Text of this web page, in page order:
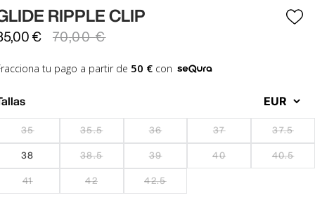
RIPPLE CLIP
,00 € 70,00 €
tu pago a partir de 50 €con
35 35.5 36 37 37.5
38 38.5 39 40 40.5
41 42 42.5